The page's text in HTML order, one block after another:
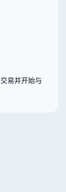
易并开始与